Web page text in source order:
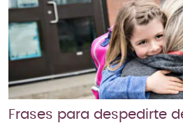
Frases para despedirte